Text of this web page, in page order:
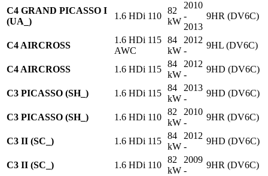
C4 GRAND PICASSO I
(UA_)
1.6 HDi 110
82
kW
2010
-
2013
9HR (DV6C)
C4 AIRCROSS
1.6 HDi 115
AWC
84
kW
2012
-
9HL (DV6C)
C4 AIRCROSS 1.6 HDi 115
84
kW
2012
-
9HD (DV6C)
C3 PICASSO (SH_) 1.6 HDi 115
84
kW
2013
-
9HD (DV6C)
C3 PICASSO (SH_) 1.6 HDi 110
82
kW
2010
-
9HR (DV6C)
C3 II (SC_) 1.6 HDi 115
84
kW
2012
-
9HD (DV6C)
C3 II (SC_) 1.6 HDi 110
82
kW
2009
-
9HR (DV6C)